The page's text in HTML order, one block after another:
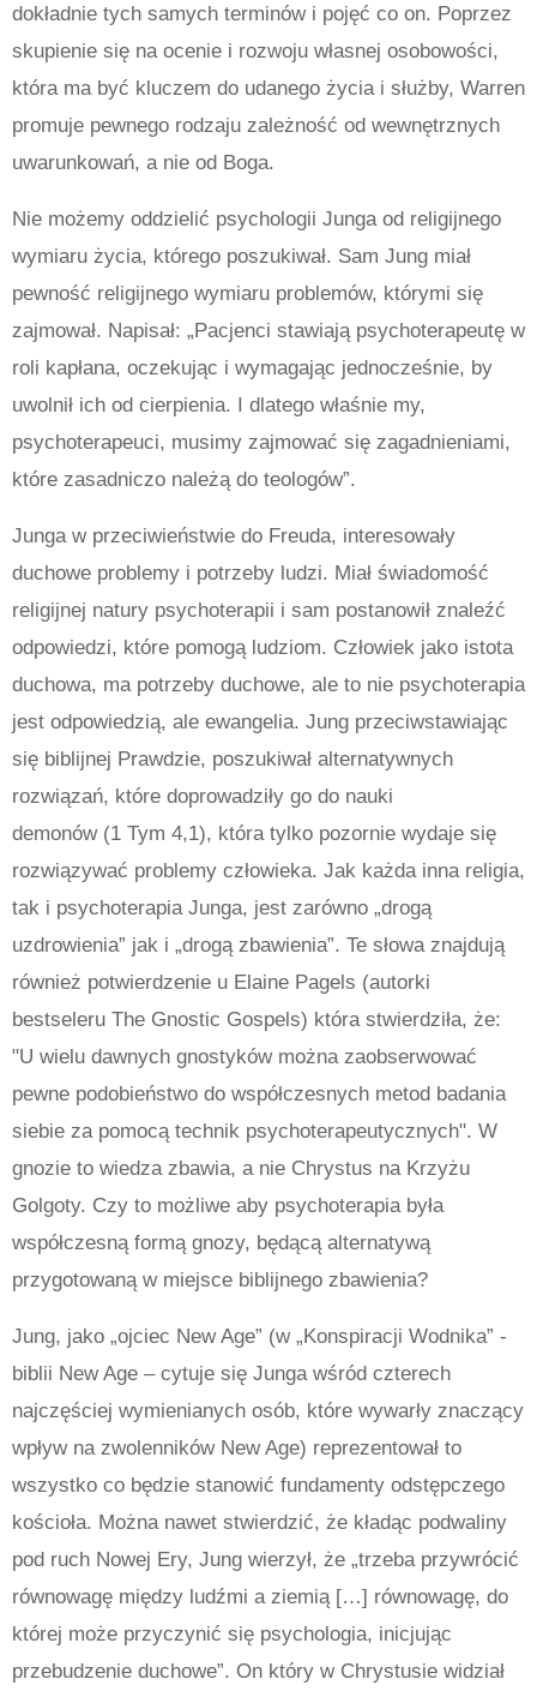
dokładnie tych samych terminów i pojęć co on. Poprzez
skupienie się na ocenie i rozwoju własnej osobowości,
która ma być kluczem do udanego życia i służby, Warren
promuje pewnego rodzaju zależność od wewnętrznych
uwarunkowań, a nie od Boga.
Nie możemy oddzielić psychologii Junga od religijnego
wymiaru życia, którego poszukiwał. Sam Jung miał
pewność religijnego wymiaru problemów, którymi się
zajmował. Napisał: „Pacjenci stawiają psychoterapeutę w
roli kapłana, oczekując i wymagając jednocześnie, by
uwolnił ich od cierpienia. I dlatego właśnie my,
psychoterapeuci, musimy zajmować się zagadnieniami,
które zasadniczo należą do teologów”.
Junga w przeciwieństwie do Freuda, interesowały
duchowe problemy i potrzeby ludzi. Miał świadomość
religijnej natury psychoterapii i sam postanowił znaleźć
odpowiedzi, które pomogą ludziom. Człowiek jako istota
duchowa, ma potrzeby duchowe, ale to nie psychoterapia
jest odpowiedzią, ale ewangelia. Jung przeciwstawiając
się biblijnej Prawdzie, poszukiwał alternatywnych
rozwiązań, które doprowadziły go do nauki
demonów (1 Tym 4,1), która tylko pozornie wydaje się
rozwiązywać problemy człowieka. Jak każda inna religia,
tak i psychoterapia Junga, jest zarówno „drogą
uzdrowienia” jak i „drogą zbawienia”. Te słowa znajdują
również potwierdzenie u Elaine Pagels (autorki
bestseleru The Gnostic Gospels) która stwierdziła, że:
"U wielu dawnych gnostyków można zaobserwować
pewne podobieństwo do współczesnych metod badania
siebie za pomocą technik psychoterapeutycznych". W
gnozie to wiedza zbawia, a nie Chrystus na Krzyżu
Golgoty. Czy to możliwe aby psychoterapia była
współczesną formą gnozy, będącą alternatywą
przygotowaną w miejsce biblijnego zbawienia?
Jung, jako „ojciec New Age” (w „Konspiracji Wodnika” -
biblii New Age – cytuje się Junga wśród czterech
najczęściej wymienianych osób, które wywarły znaczący
wpływ na zwolenników New Age) reprezentował to
wszystko co będzie stanowić fundamenty odstępczego
kościoła. Można nawet stwierdzić, że kładąc podwaliny
pod ruch Nowej Ery, Jung wierzył, że „trzeba przywrócić
równowagę między ludźmi a ziemią […] równowagę, do
której może przyczynić się psychologia, inicjując
przebudzenie duchowe”. On który w Chrystusie widział